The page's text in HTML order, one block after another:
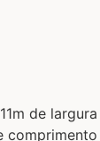
de
comprimento